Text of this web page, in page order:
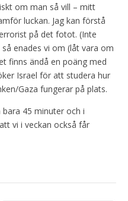
om man så vill – mitt
luckan. Jag kan förstå
på det fotot. (Inte
enades vi om (låt vara om
finns ändå en poäng med
Israel för att studera hur
Gaza fungerar på plats.
45 minuter och i
vi i veckan också får